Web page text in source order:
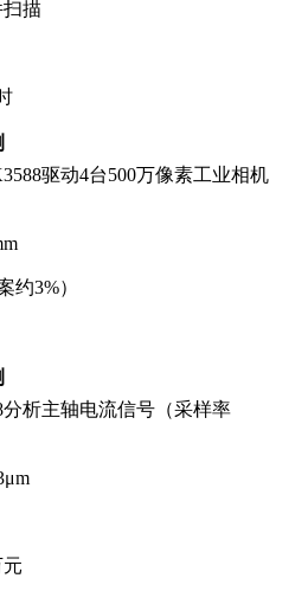
描
驱动4台500万像素工业相机
约3%）
析主轴电流信号（采样率